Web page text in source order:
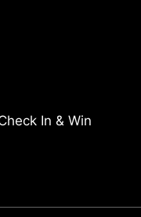
In & Win